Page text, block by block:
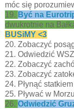
móc się
19. Być na
dwukrotnie na
BUSiMY <3
20. Zobaczyć
21. Odwiedzić
22. Zobaczyć
23. Zobaczyć
24. Płynąć
25. Pływać w
26. Odwiedzić